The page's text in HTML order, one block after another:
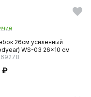
26см усиленный
WS-03 26x10 см
₽